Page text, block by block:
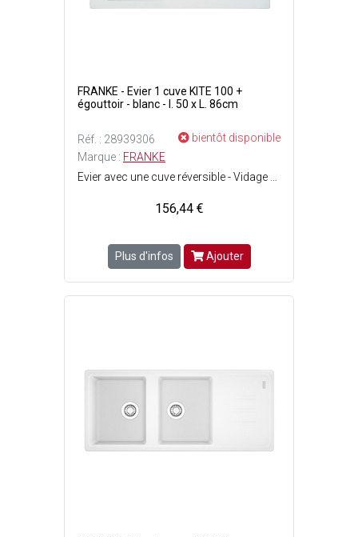
FRANKE - Evier 1 cuve KITE 100 +
égouttoir - blanc - l. 50 x L. 86cm
Réf. : 28939306
bientôt disponible
Marque : FRANKE
156,44 €
Plus d'infos Ajouter